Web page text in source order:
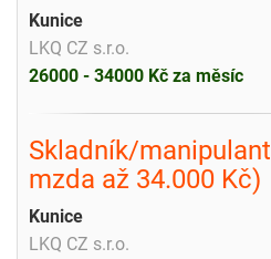
Kunice
LKQ CZ s.r.o.
26000 - 34000 Kč za měsíc
Skladník/
mzda až 34.000 Kč)
Kunice
LKQ CZ s.r.o.